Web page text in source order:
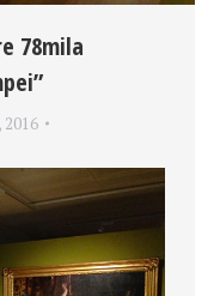
78mila
2016